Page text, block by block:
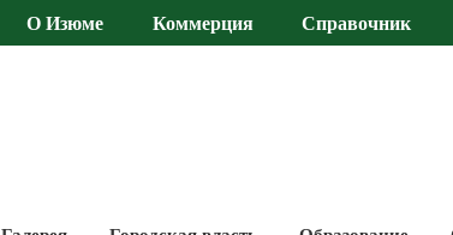
О Изюме Коммерция Справочник